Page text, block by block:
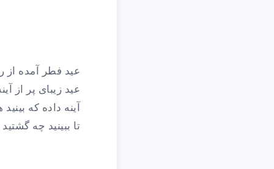
عید فطر آمده از
عید زیبای پر از
آینه داده که
تا ببینید چه